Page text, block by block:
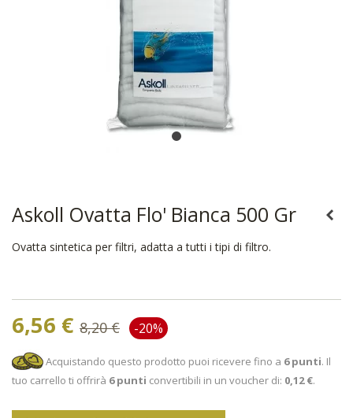
Askoll Ovatta Flo' Bianca 500 Gr
Ovatta sintetica per filtri, adatta a tutti i tipi di filtro.
6,56 € 8,20 € -20%
Acquistando questo prodotto puoi ricevere fino a 6 punti. Il
tuo carrello ti offrirà 6punti convertibili in un voucher di: 0,12 €.